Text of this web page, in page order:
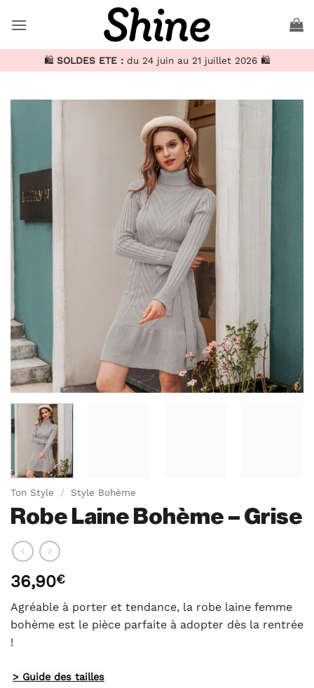
au
🛍️ SOLDES ETE : du 24 juin au 21 juillet 2026 🛍️
Ton Style / Style Bohème
Robe Laine Bohème – Grise
36,90€
Agréable à porter et tendance, la robe laine femme
bohème est le pièce parfaite à adopter dès la rentrée
!
> Guide des tailles